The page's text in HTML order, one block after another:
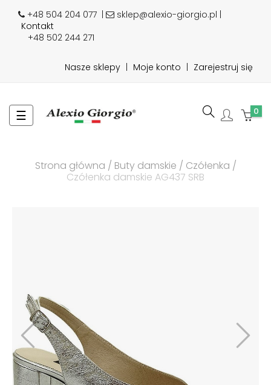
+48 504 204 077
sklep@alexio-giorgio.pl |
Kontakt
+48 502 244 271
Nasze sklepy Moje konto Zarejestruj się
Toggle
navigation
☰ 0
Strona główna Buty damskie
Czółenka
Czółenka damskie AG437 SRB